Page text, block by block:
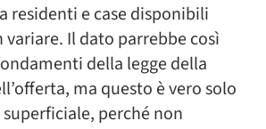
residenti e case disponibili
Il dato parrebbe così
della legge della
ma questo è vero solo
perché non